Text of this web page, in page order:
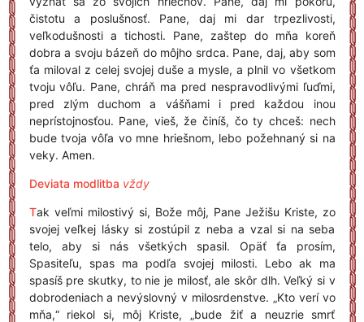
čistotu a poslušnosť. Pane, daj mi dar trpezlivosti,
veľkodušnosti a tichosti. Pane, zaštep do mňa koreň
dobra a svoju bázeň do môjho srdca. Pane, daj, aby som
ťa miloval z celej svojej duše a mysle, a plnil vo všetkom
tvoju vôľu. Pane, chráň ma pred nespravodlivými ľuďmi,
pred zlým duchom a vášňami i pred každou inou
neprístojnosťou. Pane, vieš, že činíš, čo ty chceš: nech
bude tvoja vôľa vo mne hriešnom, lebo požehnaný si na
veky. Amen.
Deviata modlitba vždy
Tak veľmi milostivý si, Bože môj, Pane Ježišu Kriste, zo
svojej veľkej lásky si zostúpil z neba a vzal si na seba
telo, aby si nás všetkých spasil. Opäť ťa prosím,
Spasiteľu, spas ma podľa svojej milosti. Lebo ak ma
spasíš pre skutky, to nie je milosť, ale skôr dlh. Veľký si v
dobrodeniach a nevýslovný v milosrdenstve. „Kto verí vo
mňa,“ riekol si, môj Kriste, „bude žiť a neuzrie smrť